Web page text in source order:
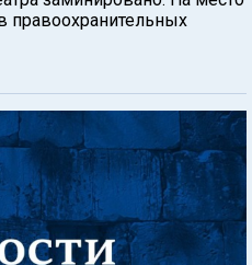
правоохранительных